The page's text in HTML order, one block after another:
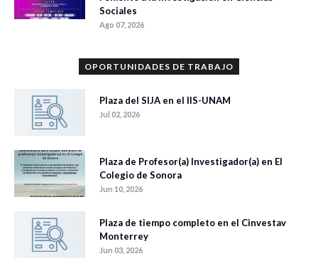
Sociales
Ago 07, 2026
OPORTUNIDADES DE TRABAJO
Plaza del SIJA en el IIS-UNAM
Jul 02, 2026
Plaza de Profesor(a) Investigador(a) en El
Colegio de Sonora
Jun 10, 2026
Plaza de tiempo completo en el Cinvestav
Monterrey
Jun 03, 2026